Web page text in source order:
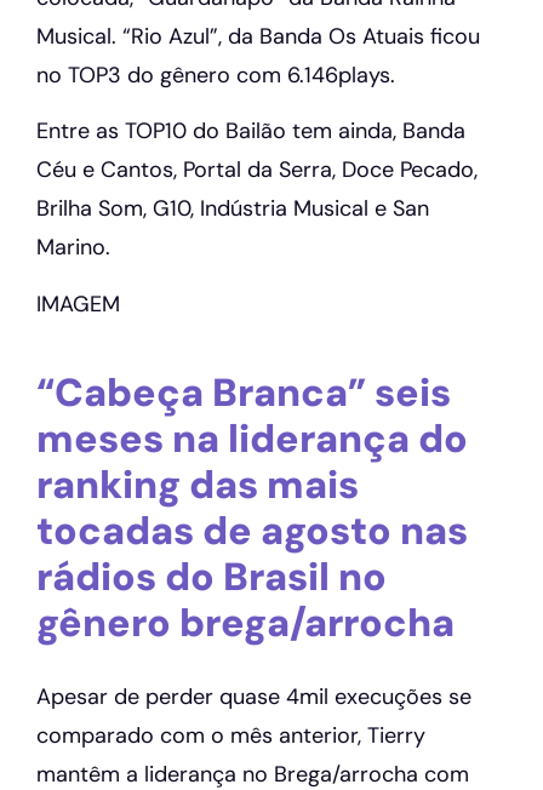
Musical. “Rio Azul”, da Banda Os Atuais ficou
no TOP3 do gênero com 6.146plays.
Entre as TOP10 do Bailão tem ainda, Banda
Céu e Cantos, Portal da Serra, Doce Pecado,
Brilha Som, G10, Indústria Musical e San
Marino.
IMAGEM
“Cabeça Branca” seis
meses na liderança do
ranking das mais
tocadas de agosto nas
rádios do Brasil no
gênero brega/arrocha
Apesar de perder quase 4mil execuções se
comparado com o mês anterior, Tierry
mantêm a liderança no Brega/arrocha com